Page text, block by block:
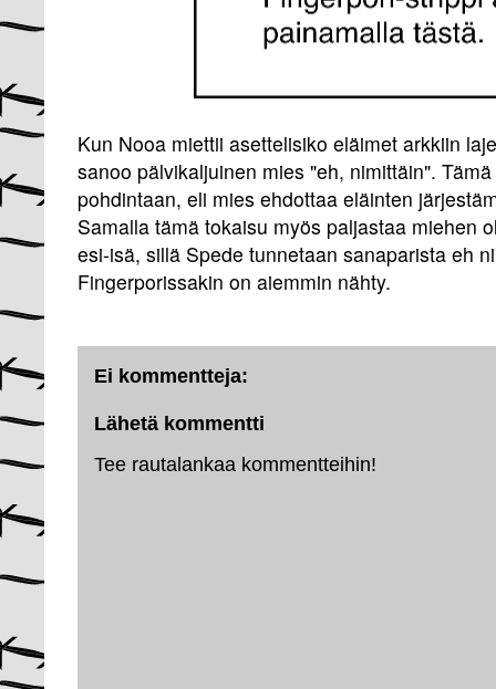
Kun Nooa miettii asettelisiko eläimet arkkiin
sanoo pälvikaljuinen mies "eh, nimittäin".
pohdintaan, eli mies ehdottaa eläinten
Samalla tämä tokaisu myös paljastaa miehen
esi-isä, sillä Spede tunnetaan sanaparista eh
Fingerporissakin on aiemmin nähty.
Ei kommentteja:
Lähetä kommentti
Tee rautalankaa kommentteihin!